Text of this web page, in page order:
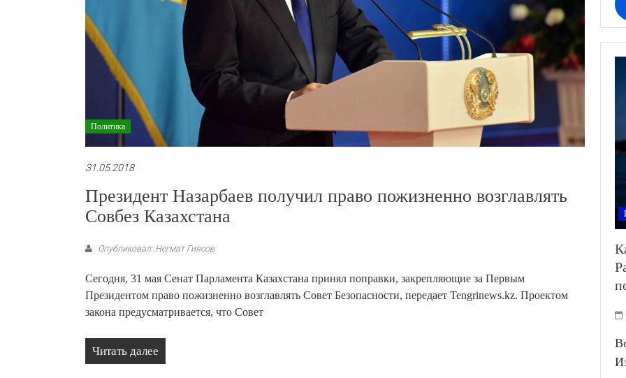
Политика
31.05.2018
Президент Назарбаев получил право пожизненно возглавлять
Совбез Казахстана
Опубликовал: Негмат Гиясов
Сегодня, 31 мая Сенат Парламента Казахстана принял поправки, закрепляющие за Первым
Президентом право пожизненно возглавлять Совет Безопасности, передает Tengrinews.kz. Проектом
закона предусматривается, что Совет
Читать далее